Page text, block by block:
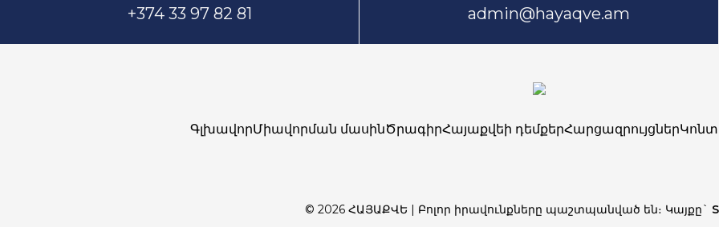
+374 33 97 82 81 admin@hayaqve.am
ԳլխավորՄիավորման մասինԾրագիրՀայաքվեի դեմքերՀարցազրույցներ
© 2026 ՀԱՅԱՔՎԵ | Բոլոր իրավունքները պաշտպանված են։ Կայքը`